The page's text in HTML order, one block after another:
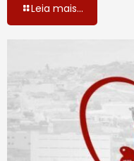
Leia mais...